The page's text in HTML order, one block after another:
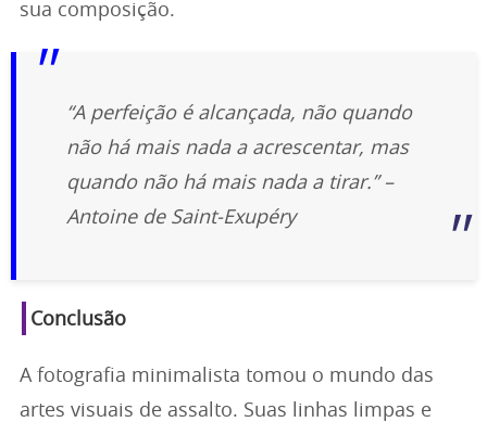
sua composição.
“A perfeição é alcançada, não quando
não há mais nada a acrescentar, mas
quando não há mais nada a tirar.” –
Antoine de Saint-Exupéry
Conclusão
A fotografia minimalista tomou o mundo das
artes visuais de assalto. Suas linhas limpas e